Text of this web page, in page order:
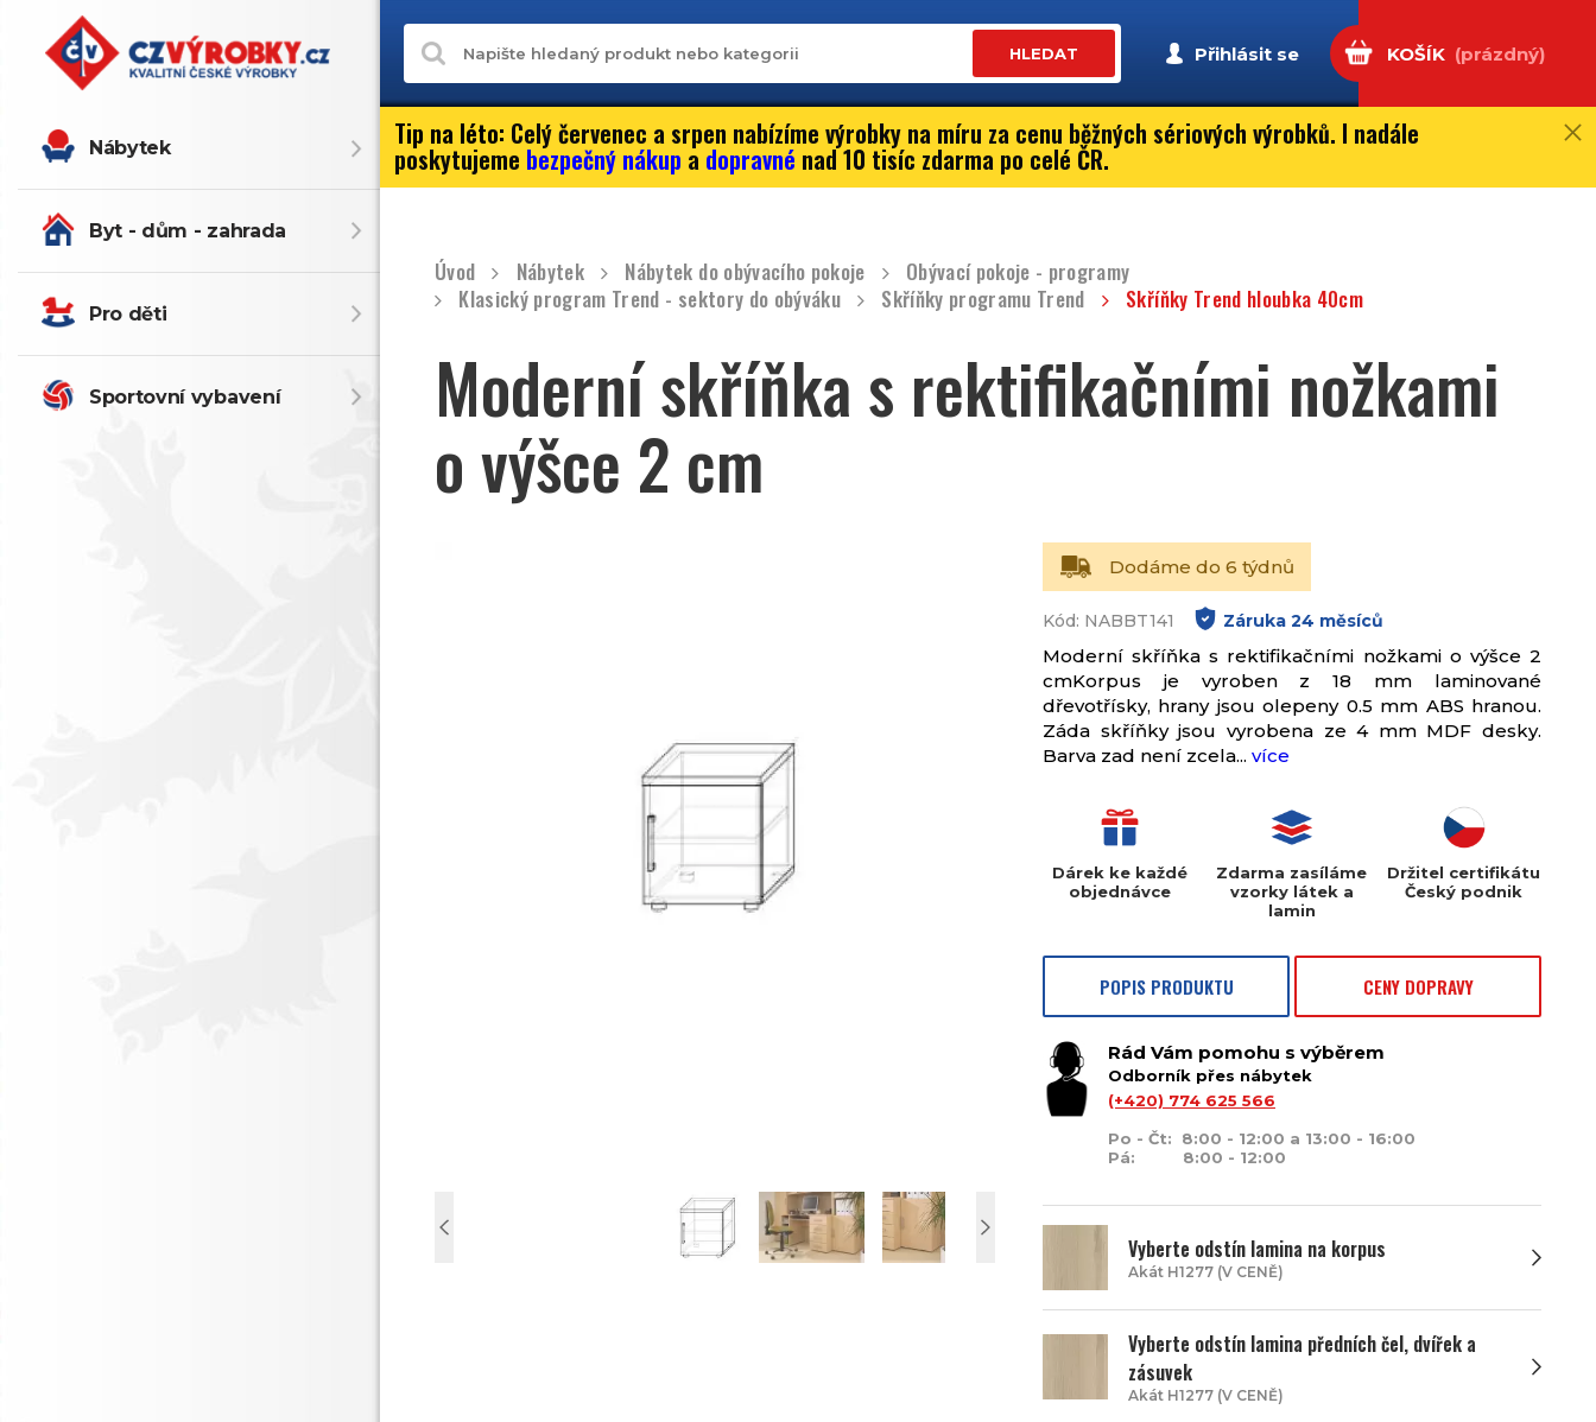
HLEDAT Přihlásit se KOŠÍK (prázdný)
Nábytek
Byt - dům - zahrada
Pro děti
Sportovní vybavení
Tip na léto: Celý červenec a srpen nabízíme výrobky na míru za cenu běžných sériových výrobků. I nadále
poskytujeme bezpečný nákup a dopravné nad 10 tisíc zdarma po celé ČR.
Úvod Nábytek Nábytek do obývacího pokoje
Obývací pokoje - programy
Klasický program Trend - sektory do obýváku
Skříňky programu Trend Skříňky Trend hloubka 40cm
Moderní skříňka s rektifikačními nožkami
o výšce 2 cm
Dodáme do 6 týdnů
Kód: NABBT141 Záruka 24 měsíců
Moderní skříňka s rektifikačními nožkami o výšce 2
cmKorpus je vyroben z 18 mm laminované
dřevotřísky, hrany jsou olepeny 0.5 mm ABS hranou.
Záda skříňky jsou vyrobena ze 4 mm MDF desky.
Barva zad není zcela... více
Dárek ke každé
objednávce
Zdarma zasíláme
vzorky látek a
lamin
Držitel certifikátu
Český podnik
POPIS PRODUKTU CENY DOPRAVY
Rád Vám pomohu s výběrem
Odborník přes nábytek
(+420) 774 625 566
Po - Čt: 8:00 - 12:00 a 13:00 - 16:00
Pá: 8:00 - 12:00
Vyberte odstín lamina na korpus
Akát H1277 (V CENĚ)
Vyberte odstín lamina předních čel, dvířek a
zásuvek
Akát H1277 (V CENĚ)